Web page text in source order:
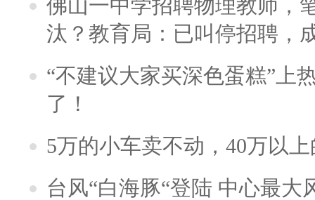
佛山一中学招聘物理教师，
汰？教育局：已叫停招聘，
“不建议大家买深色蛋糕”上
了！
5万的小车卖不动，40万以
台风“白海豚“登陆 中心最大